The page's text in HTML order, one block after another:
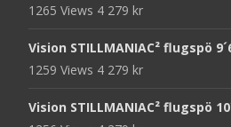
1265 Views 4 279 kr
Vision STILLMANIAC² flugspö
1259 Views 4 279 kr
Vision STILLMANIAC² flugspö